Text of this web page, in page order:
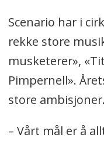
Scenario har i
rekke store
musketerer»,
Pimpernell».
store ambisjoner.
– Vårt mål er å